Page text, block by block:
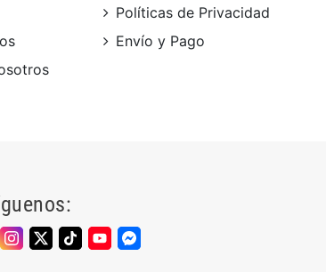
Políticas de Privacidad
Envío y Pago